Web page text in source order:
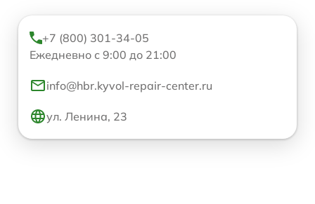
+7 (800) 301-34-05
Ежедневно с 9:00 до 21:00
info@hbr.kyvol-repair-center.ru
ул. Ленина, 23